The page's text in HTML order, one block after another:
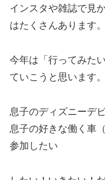
インスタや雑誌で見
はたくさんあります。
今年は「行ってみた
ていこうと思います。
息子のディズニーデ
息子の好きな働く車
参加したい